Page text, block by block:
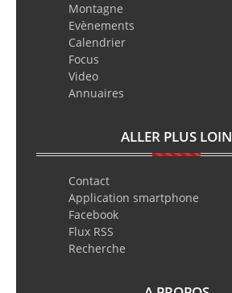
Montagne
Evènements
Calendrier
Focus
Video
Annuaires
ALLER PLUS LOIN
Contact
Application smartphone
Facebook
Flux RSS
Recherche